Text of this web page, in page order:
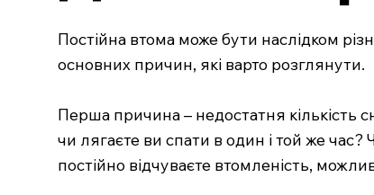
Постійна втома може бути наслідком
основних причин, які варто розглянути.
Перша причина – недостатня кількість
чи лягаєте ви спати в один і той же
постійно відчуваєте втомленість,